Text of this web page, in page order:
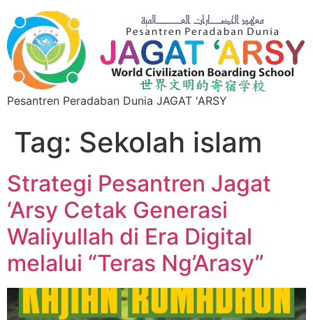
Pesantren Peradaban Dunia JAGAT 'ARSY
Tag: Sekolah islam
Strategi Pesantren Jagat
‘Arsy Cetak Generasi
Waliyullah di Era Digital
melalui “Teras Ng’Arasy”